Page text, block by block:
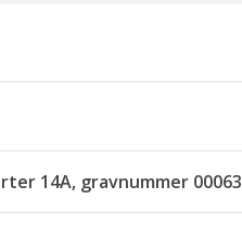
14A, gravnummer 00063